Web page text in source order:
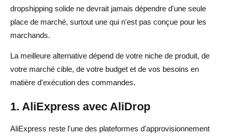
dropshipping solide ne devrait jamais dépendre d'une seule
place de marché, surtout une qui n'est pas conçue pour les
marchands.
La meilleure alternative dépend de votre niche de produit, de
votre marché cible, de votre budget et de vos besoins en
matière d'exécution des commandes.
1. AliExpress avec AliDrop
AliExpress reste l'une des plateformes d'approvisionnement